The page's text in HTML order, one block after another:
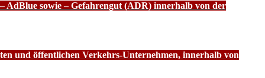
AdBlue sowie – Gefahrengut (ADR) innerhalb von der
und öffentlichen Verkehrs-Unternehmen, innerhalb von